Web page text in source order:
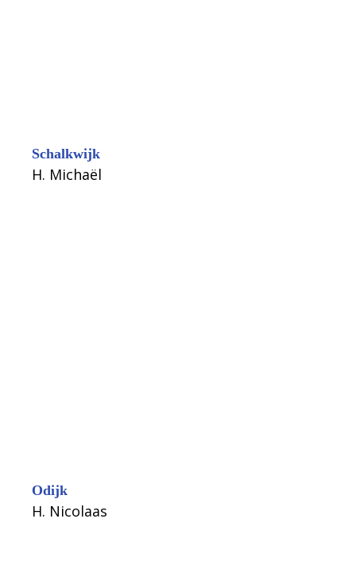
Schalkwijk
H. Michaël
Odijk
H. Nicolaas